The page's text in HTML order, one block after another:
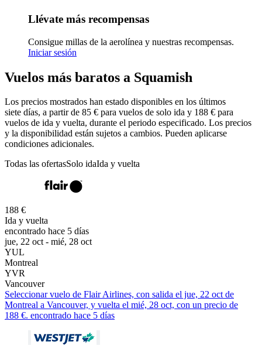
Llévate más recompensas
Consigue millas de la aerolínea y nuestras recompensas.
Iniciar sesión
Vuelos más baratos a Squamish
Los precios mostrados han estado disponibles en los últimos
siete días, a partir de 85 € para vuelos de solo ida y 188 € para
vuelos de ida y vuelta, durante el periodo especificado. Los precios
y la disponibilidad están sujetos a cambios. Pueden aplicarse
condiciones adicionales.
Todas las ofertasSolo idaIda y vuelta
188 €
Ida y vuelta
encontrado hace 5 días
jue, 22 oct - mié, 28 oct
YUL
Montreal
YVR
Vancouver
Seleccionar vuelo de Flair Airlines, con salida el jue, 22 oct de
Montreal a Vancouver, y vuelta el mié, 28 oct, con un precio de
188 €. encontrado hace 5 días